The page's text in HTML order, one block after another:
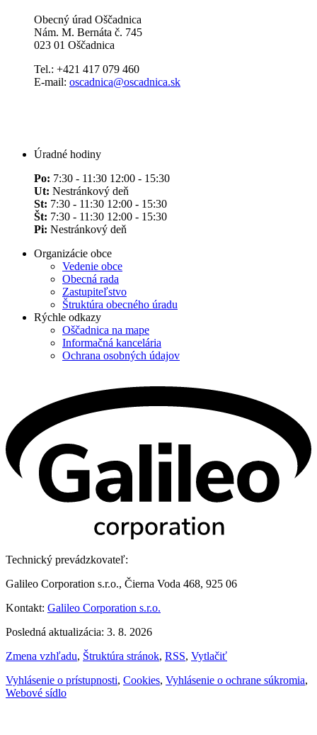
Obecný úrad Oščadnica
Nám. M. Bernáta č. 745
023 01 Oščadnica
Tel.: +421 417 079 460
E-mail: oscadnica@oscadnica.sk
Úradné hodiny
Po: 7:30 - 11:30 12:00 - 15:30
Ut: Nestránkový deň
St: 7:30 - 11:30 12:00 - 15:30
Št: 7:30 - 11:30 12:00 - 15:30
Pi: Nestránkový deň
Organizácie obce
Vedenie obce
Obecná rada
Zastupiteľstvo
Štruktúra obecného úradu
Rýchle odkazy
Oščadnica na mape
Informačná kancelária
Ochrana osobných údajov
Technický prevádzkovateľ:
Galileo Corporation s.r.o., Čierna Voda 468, 925 06
Kontakt: Galileo Corporation s.r.o.
Posledná aktualizácia: 3. 8. 2026
Zmena vzhľadu, Štruktúra stránok, RSS, Vytlačiť
Vyhlásenie o prístupnosti, Cookies, Vyhlásenie o ochrane súkromia,
Webové sídlo